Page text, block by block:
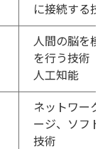
に接続する技
人間の脳を模
を行う技術
人工知能
ネットワーク
ージ、ソフト
技術